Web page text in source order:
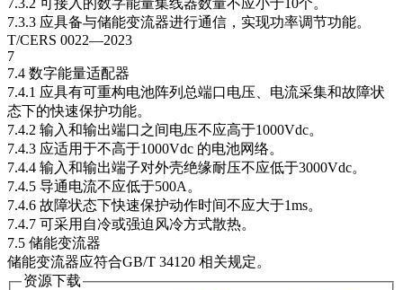
7.3.2 可接入的数字能量集线器数量不应小于10个。
7.3.3 应具备与储能变流器进行通信，实现功率调节功能。
T/CERS 0022—2023
7
7.4 数字能量适配器
7.4.1 应具有可重构电池阵列总端口电压、电流采集和故障状
态下的快速保护功能。
7.4.2 输入和输出端口之间电压不应高于1000Vdc。
7.4.3 应适用于不高于1000Vdc 的电池网络。
7.4.4 输入和输出端子对外壳绝缘耐压不应低于3000Vdc。
7.4.5 导通电流不应低于500A。
7.4.6 故障状态下快速保护动作时间不应大于1ms。
7.4.7 可采用自冷或强迫风冷方式散热。
7.5 储能变流器
储能变流器应符合GB/T 34120 相关规定。
资源下载